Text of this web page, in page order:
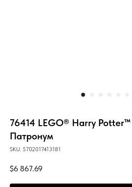
76414 LEGO® Harry
Патронум
SKU: 5702017413181
$6 867.69